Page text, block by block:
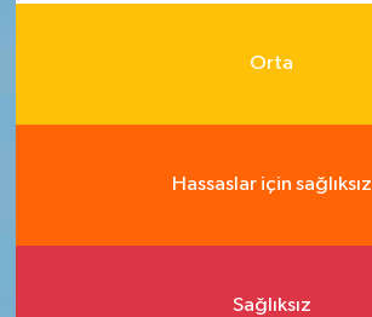
Orta
Hassaslar için sağlıksız
Sağlıksız